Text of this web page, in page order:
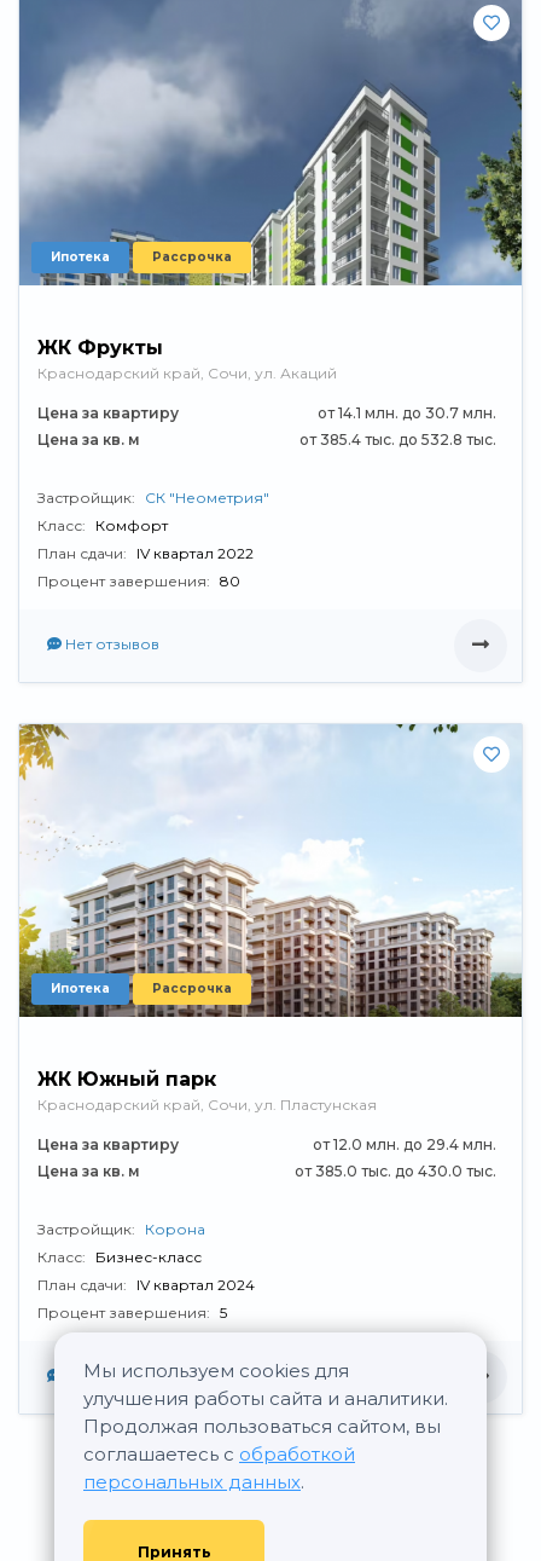
Мы используем cookies для
улучшения работы сайта и аналитики.
Продолжая пользоваться сайтом, вы
соглашаетесь с обработкой
персональных данных.
Принять
Ипотека Рассрочка
ЖК Фрукты
Краснодарский край, Сочи, ул. Акаций
Цена за квартиру
от 14.1 млн. до 30.7 млн.
Цена за кв. м
от 385.4 тыс. до 532.8 тыс.
Застройщик:
СК "Неометрия"
Класс:
Комфорт
План сдачи:
IV квартал 2022
Процент завершения: 80
Нет отзывов
Ипотека Рассрочка
ЖК Южный парк
Краснодарский край, Сочи, ул. Пластунская
Цена за квартиру
от 12.0 млн. до 29.4 млн.
Цена за кв. м
от 385.0 тыс. до 430.0 тыс.
Застройщик:
Корона
Класс:
Бизнес-класс
План сдачи:
IV квартал 2024
Процент завершения: 5
Нет отзывов